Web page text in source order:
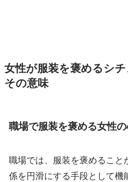
女性が服装を褒めるシ
その意味
職場で服装を褒める女性
職場では、服装を褒めること
係を円滑にする手段として機